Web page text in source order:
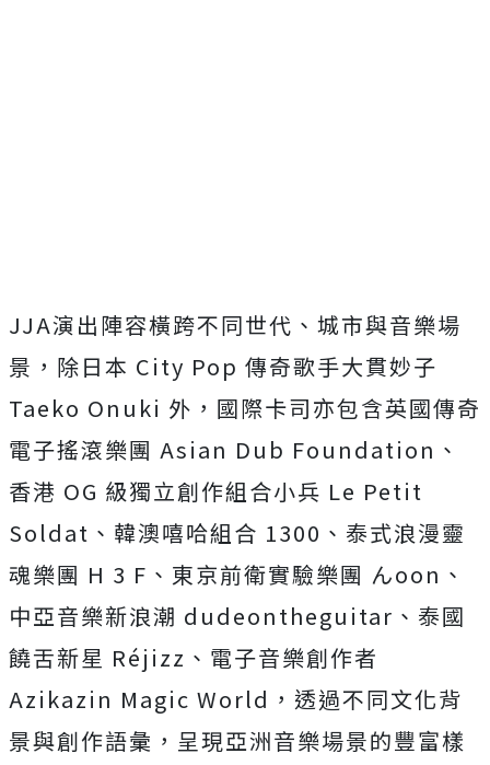
JJA演出陣容橫跨不同世代、城市與音樂場
景，除日本 City Pop 傳奇歌手大貫妙子
Taeko Onuki 外，國際卡司亦包含英國傳奇
電子搖滾樂團 Asian Dub Foundation、
香港 OG 級獨立創作組合小兵 Le Petit
Soldat、韓澳嘻哈組合 1300、泰式浪漫靈
魂樂團 H 3 F、東京前衛實驗樂團 んoon、
中亞音樂新浪潮 dudeontheguitar、泰國
饒舌新星 Réjizz、電子音樂創作者
Azikazin Magic World，透過不同文化背
景與創作語彙，呈現亞洲音樂場景的豐富樣